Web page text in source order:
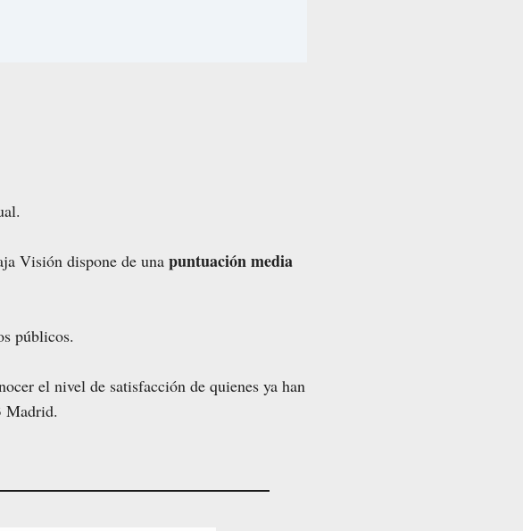
Visión dispone de una puntuación media
públicos.
el nivel de satisfacción de quienes ya han
Madrid.